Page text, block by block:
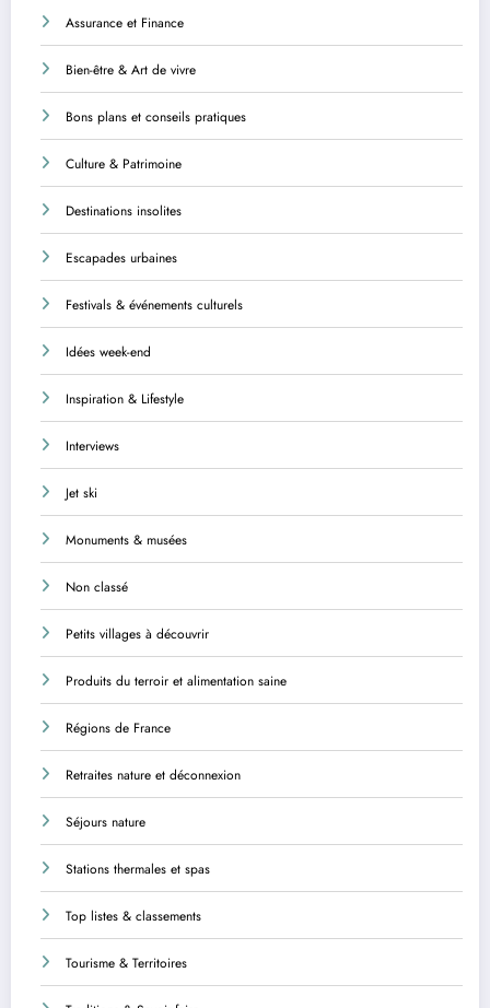
Assurance et Finance
Bien-être & Art de vivre
Bons plans et conseils pratiques
Culture & Patrimoine
Destinations insolites
Escapades urbaines
Festivals & événements culturels
Idées week-end
Inspiration & Lifestyle
Interviews
Jet ski
Monuments & musées
Non classé
Petits villages à découvrir
Produits du terroir et alimentation saine
Régions de France
Retraites nature et déconnexion
Séjours nature
Stations thermales et spas
Top listes & classements
Tourisme & Territoires